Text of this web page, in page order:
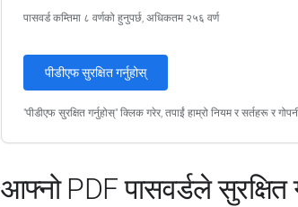
पासवर्ड कम्तिमा ८ वर्णको हुनुपर्छ, अधिकतम २५६ वर्ण
पीडीएफ सुरक्षित गर्नुहोस्
"पीडीएफ सुरक्षित गर्नुहोस्" क्लिक गरेर, तपाईं हाम्रो नियम र सर्तहरू र
आफ्नो PDF पासवर्डले सुरक्षित